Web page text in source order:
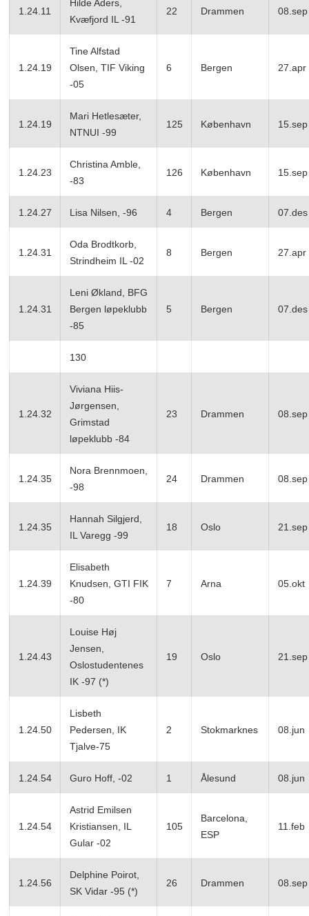
1.24.11
Hilde Aders,
Kvæfjord IL -91
22 Drammen 08.sep
1.24.19
Tine Alfstad
Olsen, TIF Viking
-05
6 Bergen 27.apr
1.24.19
Mari Hetlesæter,
NTNUI -99
125 København 15.sep
1.24.23
Christina Amble,
-83
126 København 15.sep
1.24.27 Lisa Nilsen, -96 4 Bergen 07.des
1.24.31
Oda Brodtkorb,
Strindheim IL -02
8 Bergen 27.apr
1.24.31
Leni Økland, BFG
Bergen løpeklubb
-85
5 Bergen 07.des
130
1.24.32
Viviana Hiis-
Jørgensen,
Grimstad
løpeklubb -84
23 Drammen 08.sep
1.24.35
Nora Brennmoen,
-98
24 Drammen 08.sep
1.24.35
Hannah Silgjerd,
IL Varegg -99
18 Oslo 21.sep
1.24.39
Elisabeth
Knudsen, GTI FIK
-80
7 Arna 05.okt
1.24.43
Louise Høj
Jensen,
Oslostudentenes
IK -97 (*)
19 Oslo 21.sep
1.24.50
Lisbeth
Pedersen, IK
Tjalve-75
2 Stokmarknes 08.jun
1.24.54 Guro Hoff, -02 1 Ålesund 08.jun
1.24.54
Astrid Emilsen
Kristiansen, IL
Gular -02
105
Barcelona,
ESP
11.feb
1.24.56
Delphine Poirot,
SK Vidar -95 (*)
26 Drammen 08.sep